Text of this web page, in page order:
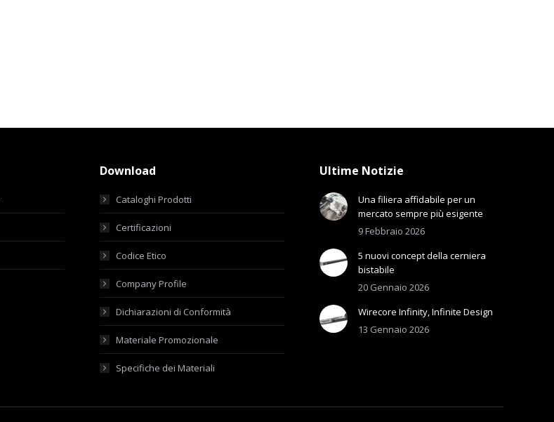
Download
Cataloghi Prodotti
Certificazioni
Codice Etico
Company Profile
Dichiarazioni di Conformità
Materiale Promozionale
Specifiche dei Materiali
Ultime Notizie
Una filiera affidabile per un
mercato sempre più esigente
9 Febbraio 2026
5 nuovi concept della cerniera
bistabile
20 Gennaio 2026
Wirecore Infinity, Infinite Design
13 Gennaio 2026